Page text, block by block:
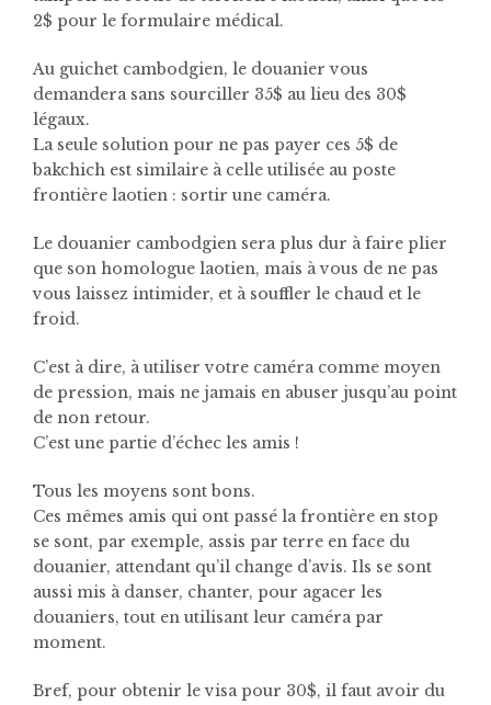
2$ pour le formulaire médical.
Au guichet cambodgien, le douanier vous
demandera sans sourciller 35$ au lieu des 30$
légaux.
La seule solution pour ne pas payer ces 5$ de
bakchich est similaire à celle utilisée au poste
frontière laotien : sortir une caméra.
Le douanier cambodgien sera plus dur à faire plier
que son homologue laotien, mais à vous de ne pas
vous laissez intimider, et à souffler le chaud et le
froid.
C’est à dire, à utiliser votre caméra comme moyen
de pression, mais ne jamais en abuser jusqu’au point
de non retour.
C’est une partie d’échec les amis !
Tous les moyens sont bons.
Ces mêmes amis qui ont passé la frontière en stop
se sont, par exemple, assis par terre en face du
douanier, attendant qu’il change d’avis. Ils se sont
aussi mis à danser, chanter, pour agacer les
douaniers, tout en utilisant leur caméra par
moment.
Bref, pour obtenir le visa pour 30$, il faut avoir du